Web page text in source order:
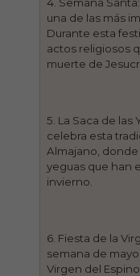
una de las más
Durante esta
actos religiosos
muerte de
5. La Saca de las
celebra esta
Almajano, donde
yeguas que han
invierno.
6. Fiesta de la
semana de
Virgen del